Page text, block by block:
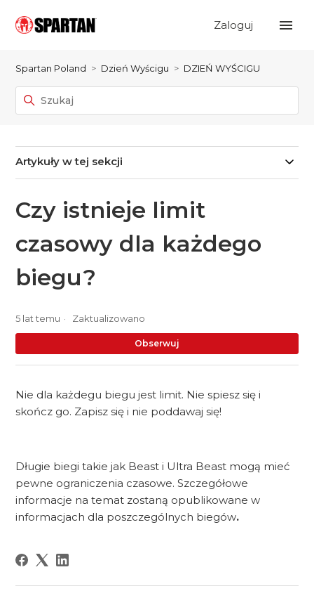
Zaloguj
Spartan Poland Dzień Wyścigu DZIEŃ WYŚCIGU
Artykuły w tej sekcji
Czy istnieje limit
czasowy dla każdego
biegu?
5 lat temu Zaktualizowano
Obserwuj
Nie dla każdegu biegu jest limit. Nie spiesz się i
skończ go. Zapisz się i nie poddawaj się!
Długie biegi takie jak Beast i Ultra Beast mogą mieć
pewne ograniczenia czasowe. Szczegółowe
informacje na temat zostaną opublikowane w
informacjach dla poszczególnych biegów.